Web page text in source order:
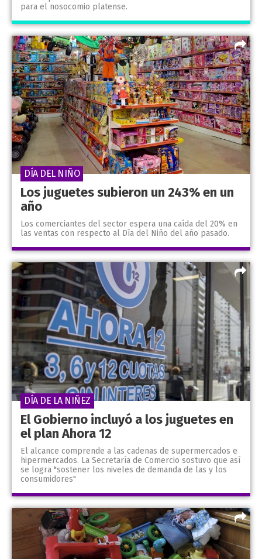
para el nosocomio platense.
Los juguetes subieron un 243% en un
año
Los comerciantes del sector espera una caída del 20% en
las ventas con respecto al Día del Niño del año pasado.
DÍA DEL NIÑO
El Gobierno incluyó a los juguetes en
el plan Ahora 12
El alcance comprende a las cadenas de supermercados e
hipermercados. La Secretaría de Comercio sostuvo que así
se logra "sostener los niveles de demanda de las y los
consumidores"
DÍA DE LA NIÑEZ